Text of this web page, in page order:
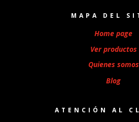
MAPA DEL
Home page
Ver productos
Quienes somos
Blog
ATENCIÓN AL